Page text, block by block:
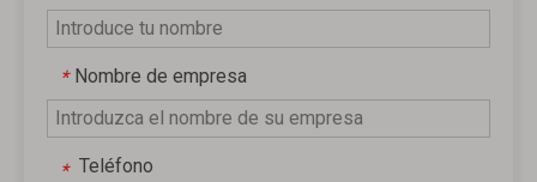
* Nombre de empresa
* Teléfono